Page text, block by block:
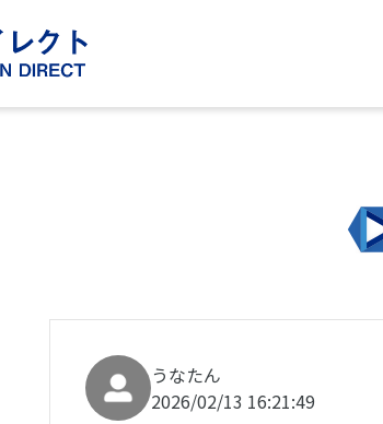
うなたん
2026/02/13 16:21:49